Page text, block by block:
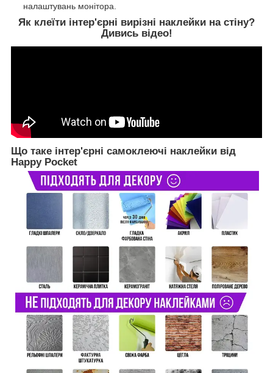
налаштувань монітора.
Як клеїти інтер'єрні вирізні наклейки на стіну?
Дивись відео!
Що таке інтер'єрні самоклеючі наклейки від
Happy Pocket